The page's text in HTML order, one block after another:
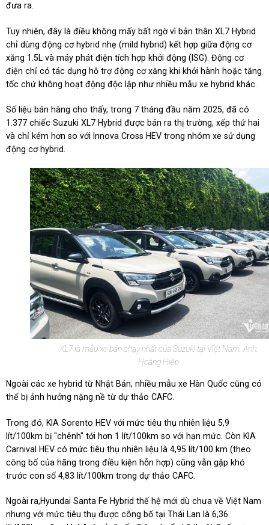
đưa ra.
Tuy nhiên, đây là điều không mấy bất ngờ vì bản thân XL7 Hybrid
chỉ dùng động cơ hybrid nhẹ (mild hybrid) kết hợp giữa động cơ
xăng 1.5L và máy phát điện tích hợp khởi động (ISG). Động cơ
điện chỉ có tác dụng hỗ trợ động cơ xăng khi khởi hành hoặc tăng
tốc chứ không hoạt động độc lập như nhiều mẫu xe hybrid khác.
Số liệu bán hàng cho thấy, trong 7 tháng đầu năm 2025, đã có
1.377 chiếc Suzuki XL7 Hybrid được bán ra thị trường, xếp thứ hai
và chỉ kém hơn so với Innova Cross HEV trong nhóm xe sử dụng
động cơ hybrid.
XL7 là mẫu xe bán chạy nhất của Suzuki tại Việt Nam. Ảnh:
Hoàng Hiệp
Ngoài các xe hybrid từ Nhật Bản, nhiều mẫu xe Hàn Quốc cũng có
thể bị ảnh hưởng nặng nề từ dự thảo CAFC.
Trong đó, KIA Sorento HEV với mức tiêu thụ nhiên liệu 5,9
lít/100km bị "chênh" tới hơn 1 lít/100km so với hạn mức. Còn KIA
Carnival HEV có mức tiêu thụ nhiên liệu là 4,95 lít/100 km (theo
công bố của hãng trong điều kiện hỗn hợp) cũng vẫn gặp khó
trước con số 4,83 lít/100km trong dự thảo CAFC.
Ngoài ra,Hyundai Santa Fe Hybrid thế hệ mới dù chưa về Việt Nam
nhưng với mức tiêu thụ được công bố tại Thái Lan là 6,36